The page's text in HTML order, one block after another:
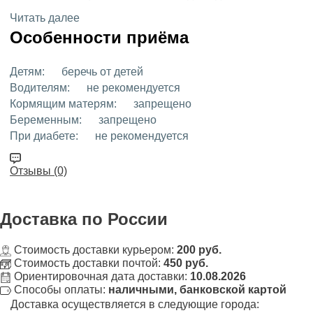
Читать далее
Особенности приёма
Детям:
беречь от детей
Водителям:
не рекомендуется
Кормящим матерям:
запрещено
Беременным:
запрещено
При диабете:
не рекомендуется
Отзывы (0)
Доставка по России
Стоимость доставки курьером: 200 руб.
Стоимость доставки почтой: 450 руб.
Ориентировочная дата доставки: 10.08.2026
Способы оплаты: наличными, банковской картой
Доставка осуществляется в следующие города: